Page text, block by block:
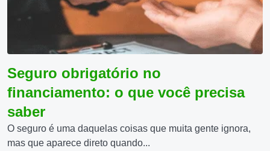
Seguro obrigatório no
financiamento: o que você precisa
saber
O seguro é uma daquelas coisas que muita gente ignora,
mas que aparece direto quando...